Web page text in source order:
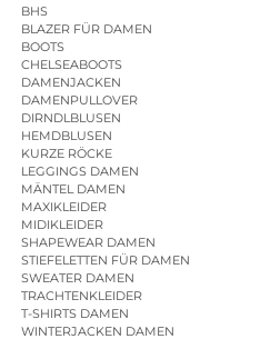
BHS
BLAZER FÜR DAMEN
BOOTS
CHELSEABOOTS
DAMENJACKEN
DAMENPULLOVER
DIRNDLBLUSEN
HEMDBLUSEN
KURZE RÖCKE
LEGGINGS DAMEN
MÄNTEL DAMEN
MAXIKLEIDER
MIDIKLEIDER
SHAPEWEAR DAMEN
STIEFELETTEN FÜR DAMEN
SWEATER DAMEN
TRACHTENKLEIDER
T-SHIRTS DAMEN
WINTERJACKEN DAMEN